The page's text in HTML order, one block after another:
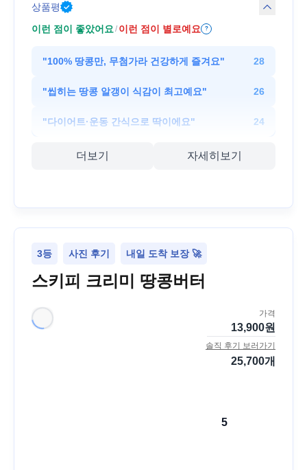
상품평
이런 점이 좋았어요/ 이런 점이 별로예요 ?
"100% 땅콩만, 무첨가라 건강하게 즐겨요" 28
"씹히는 땅콩 알갱이 식감이 최고예요" 26
"다이어트·운동 간식으로 딱이에요" 24
더보기 자세히보기
3등 사진 후기 내일 도착 보장 🚀
스키피 크리미 땅콩버터
가격
13,900원
솔직 후기 보러가기
25,700개
5